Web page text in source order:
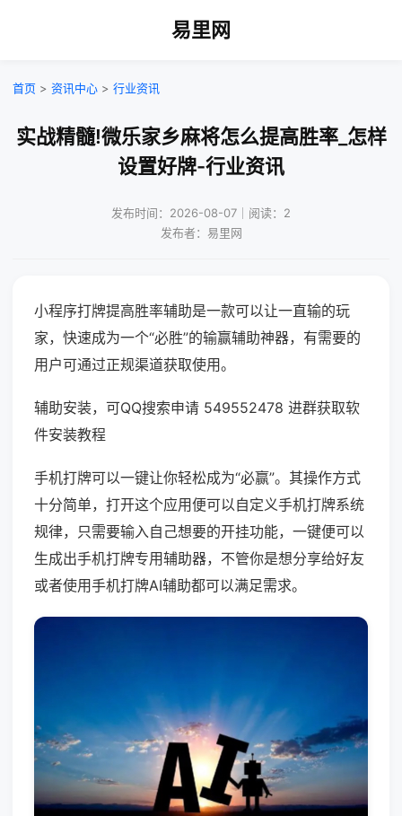
易里网
首页 > 资讯中心 > 行业资讯
实战精髓!微乐家乡麻将怎么提高胜率_怎样
设置好牌-行业资讯
发布时间：2026-08-07｜阅读：2
发布者：易里网
小程序打牌提高胜率辅助是一款可以让一直输的玩
家，快速成为一个“必胜”的输赢辅助神器，有需要的
用户可通过正规渠道获取使用。
辅助安装，可QQ搜索申请 549552478 进群获取软
件安装教程
手机打牌可以一键让你轻松成为“必赢”。其操作方式
十分简单，打开这个应用便可以自定义手机打牌系统
规律，只需要输入自己想要的开挂功能，一键便可以
生成出手机打牌专用辅助器，不管你是想分享给好友
或者使用手机打牌AI辅助都可以满足需求。